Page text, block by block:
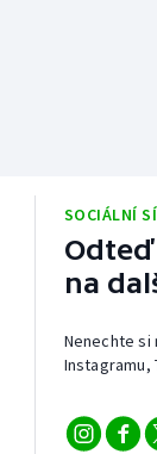
SOCIÁLNÍ
na
Nenechte si
Instagramu,